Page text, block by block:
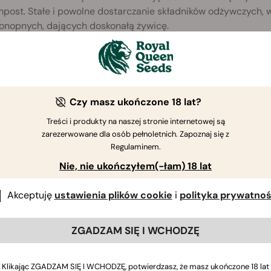
Stałe i powolne dostarczanie składników
dających doskonałą żywicę.
roślin z pakietu RQS Royal Guardians zapewnia
wzrostu roślin konopnych. Nie ma konieczności stosowania
witamin i minerałów, wytworzonych przez
zaspokoi wszystkie potrzeby odżywcze waszych
od jej zasadzenia aż do wyrośnięcia ciężkich,
Czy masz ukończone 18 lat?
Treści i produkty na naszej stronie internetowej są
zarezerwowane dla osób pełnoletnich. Zapoznaj się z
Regulaminem.
Nie, nie ukończyłem(-łam) 18 lat
Akceptuję ustawienia plików cookie i polityka
ZGADZAM SIĘ I WCHODZĘ
Klikając ZGADZAM SIĘ I WCHODZĘ, potwierdzasz, że masz ukończone 18 lat